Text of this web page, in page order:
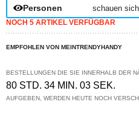
Personen schauen
NOCH 5 ARTIKEL VERFÜGBAR
EMPFOHLEN VON MEINTRENDYHANDY
BESTELLUNGEN DIE SIE INNERHALB DER
80 STD. 34 MIN. 03 SEK.
AUFGEBEN, WERDEN HEUTE NOCH